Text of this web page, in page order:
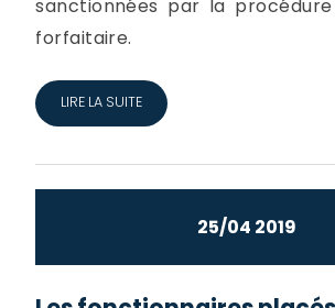
sanctionnées par la
forfaitaire.
LIRE LA SUITE
25/04 2019